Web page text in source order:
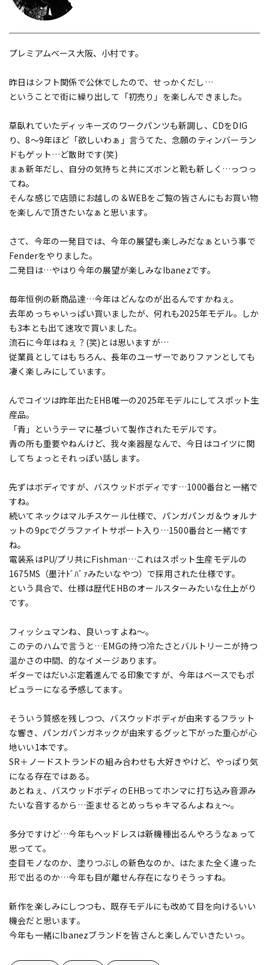
プレミアムベース大阪、小村です。
昨日はシフト関係で公休でしたので、せっかくだし…
ということで街に繰り出して「初売り」を楽しんできました。
草臥れていたディッキーズのワークパンツも新調し、CDをDIG
り、8～9年ほど「欲しいわぁ」言うてた、念願のティンバーラン
ドもゲット…ど散財です(笑)
まぁ新年だし、自分の気持ちと共にズボンと靴も新しく…っつっ
てね。
そんな感じで店頭にお越しの＆WEBをご覧の皆さんにもお買い物
を楽しんで頂きたいなぁと思います。
さて、今年の一発目では、今年の展望も楽しみだなぁという事で
Fenderをやりました。
二発目は…やはり今年の展望が楽しみなIbanezです。
毎年恒例の新商品達…今年はどんなのが出るんですかねぇ。
去年めっちゃいっぱい買いましたが、何れも2025年モデル。しか
も3本とも出て速攻で買いました。
流石に今年はねぇ？(笑)とは思いますが…
従業員としてはもちろん、長年のユーザーでありファンとしても
凄く楽しみにしています。
んでコイツは昨年出たEHB唯一の2025年モデルにしてスポット生
産品。
「青」というテーマに基づいて製作されたモデルです。
青の所も重要やねんけど、我々楽器屋なんで、今日はコイツに関
してちょっとそれっぽい話します。
先ずはボディですが、バスウッドボディです…1000番台と一緒で
すね。
続いてネックはマルチスケール仕様で、パンガパンガ＆ウォルナ
ットの9pcでグラファイトサポート入り…1500番台と一緒です
ね。
電装系はPU/プリ共にFishman…これはスポット生産モデルの
1675MS（墨汁ﾄﾞﾊﾞｧみたいなやつ）で採用された仕様です。
という具合で、仕様は歴代EHBのオールスターみたいな仕上がり
です。
フィッシュマンね、良いっすよね～。
このテのハムで言うと…EMGの持つ冷たさとバルトリーニが持つ
温かさの中間、的なイメージあります。
ギターではだいぶ定着進んでる印象ですが、今年はベースでもポ
ピュラーになる予感してます。
そういう質感を残しつつ、バスウッドボディが由来するフラット
な響き、パンガパンガネックが由来するグッと下がった重心が心
地いい1本です。
SR＋ノードストランドの組み合わせも大好きやけど、やっぱり気
になる存在ではある。
あとねぇ、バスウッドボディのEHBってホンマに打ち込み音源み
たいな音するから…歪ませるとめっちゃキマるんよねぇ～。
多分ですけど…今年もヘッドレスは新機種出るんやろうなぁって
思ってて。
杢目モノなのか、塗りつぶしの新色なのか、はたまた全く違った
形で出るのか…今年も目が離せん存在になりそうっすね。
新作を楽しみにしつつも、既存モデルにも改めて目を向けるいい
機会だと思います。
今年も一緒にIbanezブランドを皆さんと楽しんでいきたいっ。